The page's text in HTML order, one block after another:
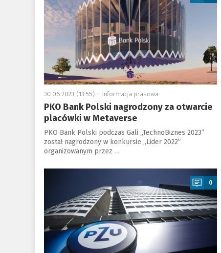
30.06.2023 (13:55) – informacja prasowa
PKO Bank Polski nagrodzony za otwarcie
placówki w Metaverse
PKO Bank Polski podczas Gali „TechnoBiznes 2023”
został nagrodzony w konkursie „Lider 2022”
organizowanym przez …
a
0